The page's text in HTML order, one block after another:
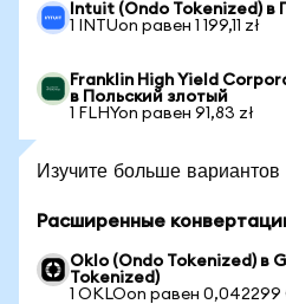
Intuit (Ondo Tokenized) в
1 INTUon равен 1 199,11 zł
Franklin High Yield
в Польский злотый
1 FLHYon равен 91,83 zł
Изучите больше вариантов
Расширенные
Oklo (Ondo Tokenized) в
Tokenized)
1 OKLOon равен 0,042299